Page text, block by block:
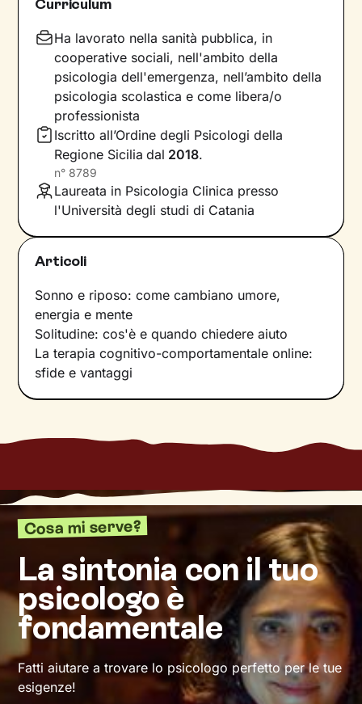
comportamenti che lo generano.
Il mio compito sarà quello di accompagnarti in
questo processo, aiutandoti prima di tutto a
diventare consapevole di tutto quelloche
influenza l’interpretazione degli eventi della tua
vita. Ti insegnerò a potenziare le tue risorse
acquisire nuove abilità e raggiungere obiettivi
specifici, attraversoesercizi e tecnichein linea
con i tuoi bisogni e valori.
Immagina il percorso come una scalata in
montagna. Le tue
quota. Io ti alleno ad affinarli, e resto al tuo
fianco durante l’arrampicata per
motivarti. Aggiungi una buona dose di
determinazioneper iniziare e portare a termine
l’impresa, e arriverai alla tanto agognata vetta:
Curriculum
Ha lavorato nella sanità pubblica, in
cooperative sociali, nell'ambito della
psicologia dell'emergenza, nell’ambito della
psicologia scolastica e come libera/o
professionista
Iscritto all’Ordine degli Psicologi della
Regione Sicilia dal 2018.
n° 8789
Laureata in Psicologia Clinica presso
l'Università degli studi di Catania
Articoli
Sonno e riposo: come cambiano umore,
energia e mente
Solitudine: cos'è e quando chiedere aiuto
La terapia cognitivo-comportamentale online:
sfide e vantaggi
Cosa mi serve?
La sintonia con il tuo
psicologo è
fondamentale
Fatti aiutare a trovare lo psicologo perfetto per le tue
esigenze!